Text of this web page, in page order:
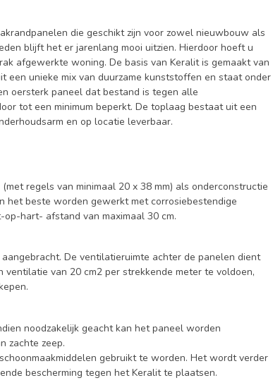
die geschikt zijn voor zowel nieuwbouw als
blijft het er jarenlang mooi uitzien. Hierdoor hoeft u
afgewerkte woning. De basis van Keralit is gemaakt van
unieke mix van duurzame kunststoffen en staat onder
oersterk paneel dat bestand is tegen alle
tot een minimum beperkt. De toplaag bestaat uit een
en op locatie leverbaar.
regels van minimaal 20 x 38 mm) als onderconstructie
het beste worden gewerkt met corrosiebestendige
hart- afstand van maximaal 30 cm.
De ventilatieruimte achter de panelen dient
van 20 cm2 per strekkende meter te voldoen,
noodzakelijk geacht kan het paneel worden
zachte zeep.
gebruikt te worden. Het wordt verder
bescherming tegen het Keralit te plaatsen.